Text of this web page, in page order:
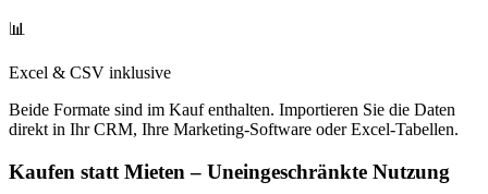
📊
Excel & CSV inklusive
Beide Formate sind im Kauf enthalten. Importieren Sie die Daten
direkt in Ihr CRM, Ihre Marketing-Software oder Excel-Tabellen.
Kaufen statt Mieten – Uneingeschränkte Nutzung